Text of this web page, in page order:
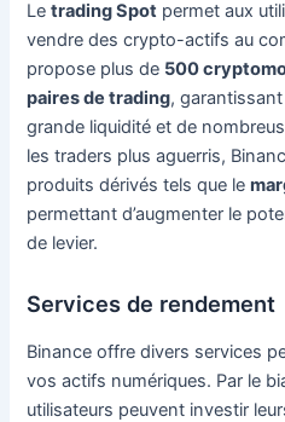
Letrading Spot permet aux
vendre des crypto-actifs au
propose plus de 500
paires de trading,
grande liquidité et de
les traders plus aguerris,
produits dérivés tels que le
permettant d’augmenter le
de levier.
Services de rendement
Binance offre divers services
vos actifs numériques. Par le
utilisateurs peuvent investir